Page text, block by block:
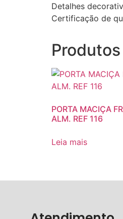
Detalhes
Certificação de
PORTA MACIÇA
ALM. REF 116
Leia mais